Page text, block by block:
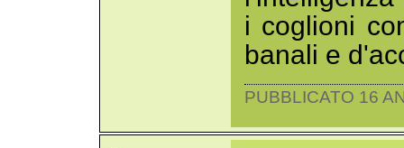
i coglioni
banali e
PUBBLICATO 16